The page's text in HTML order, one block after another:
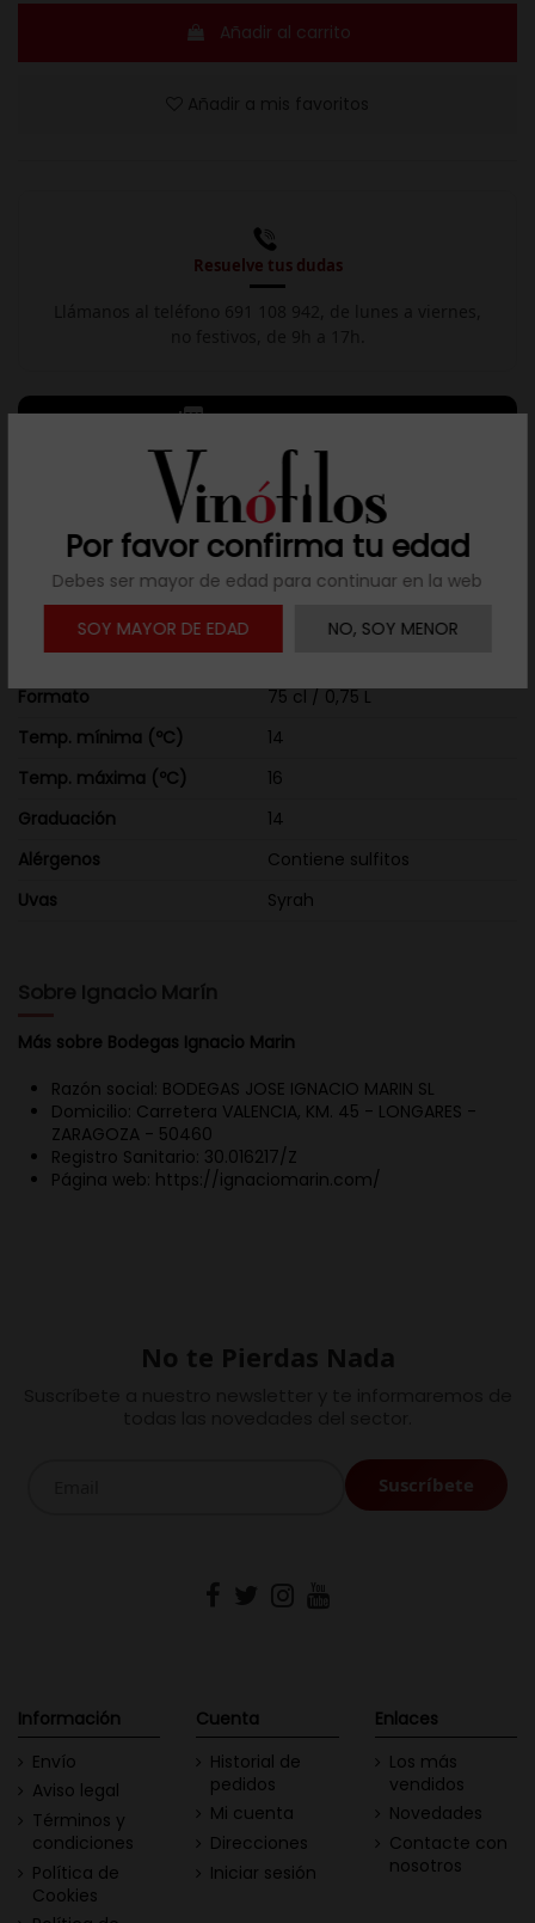
Por favor confirma tu edad
Debes ser mayor de edad para continuar en la web
SOY MAYOR DE EDAD
NO, SOY MENOR
Añadir al carrito
Resuelve tus dudas

Detalles del producto
Añada
2025
Zona de producción
D.O. Cariñena
Formato
75 cl / 0,75 L
Temp. mínima (ºC)
14
Temp. máxima (ºC)
16
Graduación
14
Alérgenos
Contiene sulfitos
Uvas
Syrah
Sobre Ignacio Marín
Más sobre Bodegas Ignacio Marin
Razón social: BODEGAS JOSE IGNACIO MARIN SL
Domicilio: Carretera VALENCIA, KM. 45 - LONGARES -
ZARAGOZA - 50460
Registro Sanitario: 30.016217/Z
Página web: https://ignaciomarin.com/
No te Pierdas Nada
Información
Envío
Aviso legal
Términos y
condiciones
Política de
Cookies
Cuenta
Historial de
pedidos
Mi cuenta
Direcciones
Iniciar sesión
Enlaces
Los más
vendidos
Novedades
Contacte con
nosotros